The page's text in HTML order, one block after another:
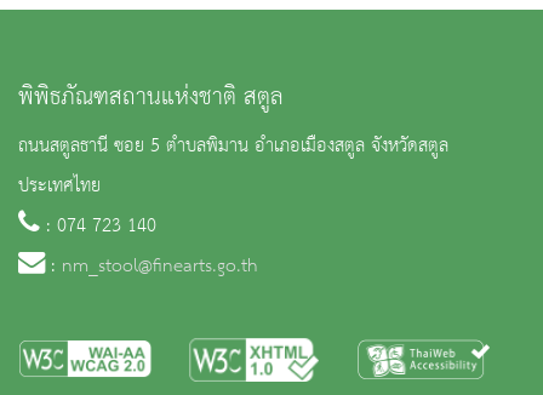
พิพิธภัณฑสถานแห่งชาติ สตูล
ถนนสตูลธานี ซอย 5 ตำบลพิมาน อำเภอเมืองสตูล จังหวัดสตูล
ประเทศไทย
: 074 723 140
: nm_stool@finearts.go.th